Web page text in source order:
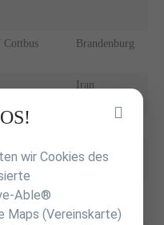
Cottbus Brandenburg
Iran
Brandenburg
Oder
wir Cookies des
Able®
Maps (Vereinskarte)